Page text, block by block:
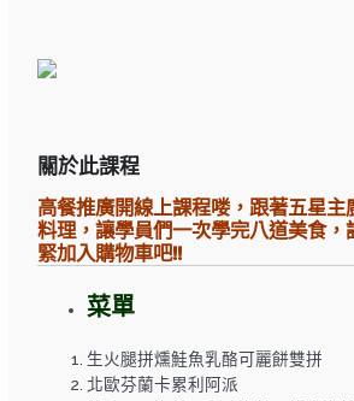
關於此課程
高餐推廣開線上課程喽，跟著五星主
料理，讓學員們一次學完八道美食，
緊加入購物車吧!!
菜單
生火腿拼燻鮭魚乳酪可麗餅雙拼
北歐芬蘭卡累利阿派